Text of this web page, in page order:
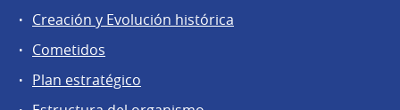
Creación y Evolución histórica
Cometidos
Plan estratégico